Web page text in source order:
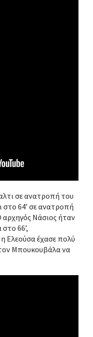
σε ανατροπή του
στο 64’ σε ανατροπή
Νάσιος ήταν
66’,
Ελεούσα έχασε πολύ
Μπουκουβάλα να